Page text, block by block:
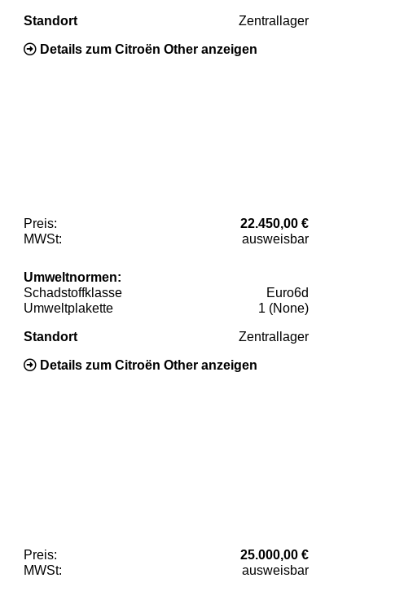
Standort Zentrallager
Details zum Citroën Other anzeigen
Preis:
22.450,00 €
MWSt:
ausweisbar
Umweltnormen:
Schadstoffklasse
Euro6d
Umweltplakette
1 (None)
Standort Zentrallager
Details zum Citroën Other anzeigen
Preis:
25.000,00 €
MWSt:
ausweisbar